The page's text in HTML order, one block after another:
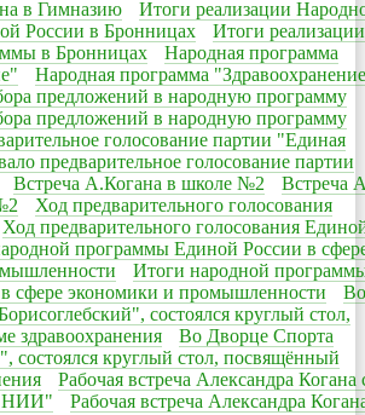
в Гимназию
Итоги реализации
России в Бронницах
Итоги реализации
в Бронницах
Народная программа
Народная программа
предложений в народную программу
предложений в народную программу
голосование партии "Единая
предварительное голосование партии
Встреча А.Когана в школе №2
Встреча
Ход предварительного голосования
Ход предварительного голосования
программы Единой России в
Итоги народной
сфере экономики и промышленности
Во
состоялся круглый стол,
здравоохранения
Во Дворце Спорта
состоялся круглый стол, посвящённый
Рабочая встреча Александра Когана
НИИ"
Рабочая встреча Александра